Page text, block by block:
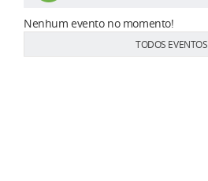
Nenhum evento no momento!
TODOS EVENTOS